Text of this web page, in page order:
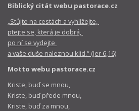
Biblický citát webu pastorace.cz
„Stůjte na cestách a vyhlížejte,
ptejte se, která je dobrá,
po ní se vydejte
a vaše duše naleznou klid.“ (Jer 6,16)
Motto webu pastorace.cz
Kriste, buď se mnou,
Kriste, buď přede mnou,
Kriste, buď za mnou,